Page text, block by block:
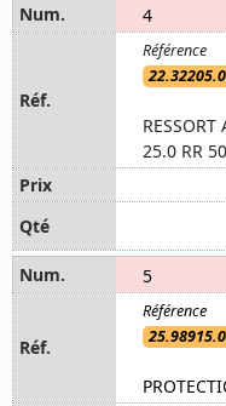
4
RESSORT
25.0 RR
5